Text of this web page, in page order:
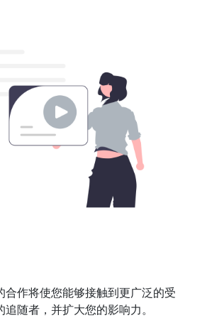
合作将使您能够接触到更广泛的受
随者，并扩大您的影响力。